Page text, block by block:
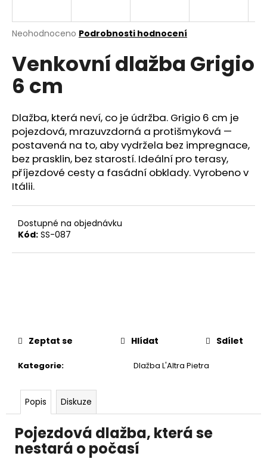
Průměrné
produktu
je
0,0
z
hvězdiček.
Neohodnoceno Podrobnosti hodnocení
Venkovní dlažba Grigio
6 cm
Dlažba, která neví, co je údržba. Grigio 6 cm je
pojezdová, mrazuvzdorná a protišmyková —
postavená na to, aby vydržela bez impregnace,
bez prasklin, bez starostí. Ideální pro terasy,
příjezdové cesty a fasádní obklady. Vyrobeno v
Itálii.
Dostupné na objednávku
Kód: SS-087
Kategorie: Dlažba L'Altra Pietra
Zeptat se Hlídat Sdílet
Popis Diskuze
Pojezdová dlažba, která se
nestará o počasí
j
t
?
HLEDAT
D
o
p
o
u
e